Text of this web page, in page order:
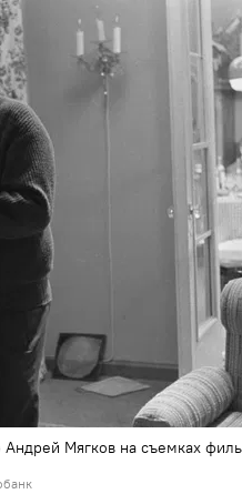
Андрей Мягков на съемках